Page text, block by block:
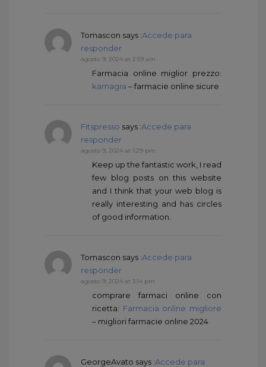
Tomascon says :Accede para
responder
agosto 9, 2024 at 2:59 am
Farmacia online miglior prezzo:
kamagra – farmacie online sicure
Fitspresso says :Accede para
responder
agosto 9, 2024 at 1:29 pm
Keep up the fantastic work, I read
few blog posts on this website
and I think that your web blog is
really interesting and has circles
of good information.
Tomascon says :Accede para
responder
agosto 9, 2024 at 3:14 pm
comprare farmaci online con
ricetta: Farmacia online migliore
– migliori farmacie online 2024
GeorgeAvato says :Accede para